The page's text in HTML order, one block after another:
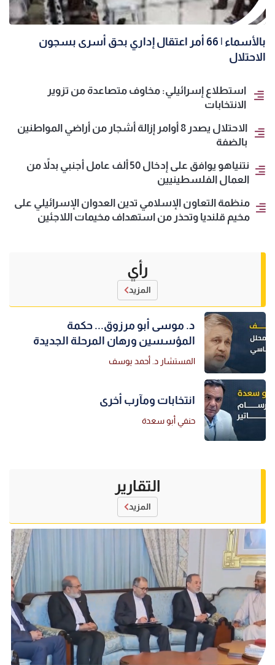
بالأسماء | 66 أمر اعتقال إداري بحق أسرى بسجون
الاحتلال
استطلاع إسرائيلي: مخاوف متصاعدة من تزوير
الانتخابات
الاحتلال يصدر 8 أوامر إزالة أشجار من أراضي المواطنين
بالضفة
نتنياهو يوافق على إدخال 50 ألف عامل أجنبي بدلاً من
العمال الفلسطينيين
منظمة التعاون الإسلامي تدين العدوان الإسرائيلي على
مخيم قلنديا وتحذر من استهداف مخيمات اللاجئين
رأي
المزيد
د. موسى أبو مرزوق... حكمة
المؤسسين ورهان المرحلة الجديدة
المستشار د. أحمد يوسف
انتخابات ومآرب أخرى
حنفي أبو سعدة
التقارير
المزيد